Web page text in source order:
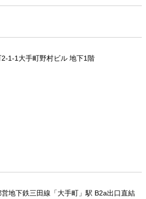
2-1-1大手町野村ビル 地下1階
地下鉄三田線「大手町」駅 B2a出口直結